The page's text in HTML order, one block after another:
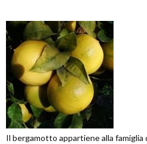
Il bergamotto appartiene alla famiglia